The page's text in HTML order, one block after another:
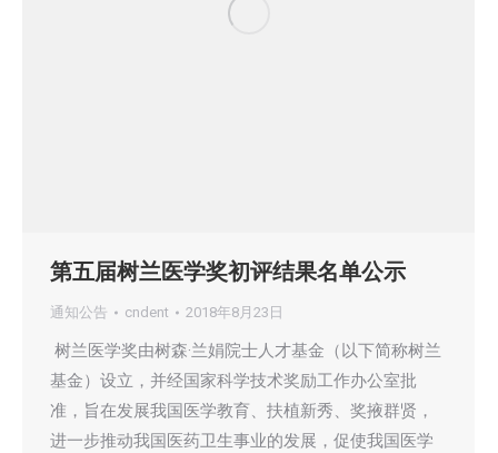
第五届树兰医学奖初评结果名单公示
通知公告 cndent 2018年8月23日
树兰医学奖由树森·兰娟院士人才基金（以下简称树兰
基金）设立，并经国家科学技术奖励工作办公室批
准，旨在发展我国医学教育、扶植新秀、奖掖群贤，
进一步推动我国医药卫生事业的发展，促使我国医学